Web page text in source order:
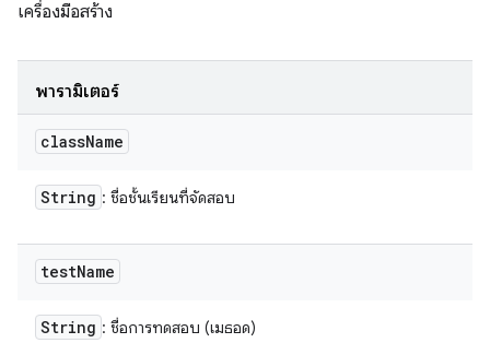
เครื่องมือสร้าง
พารามิเตอร์
className
String : ชื่อชั้นเรียนที่จัดสอบ
testName
String : ชื่อการทดสอบ (เมธอด)